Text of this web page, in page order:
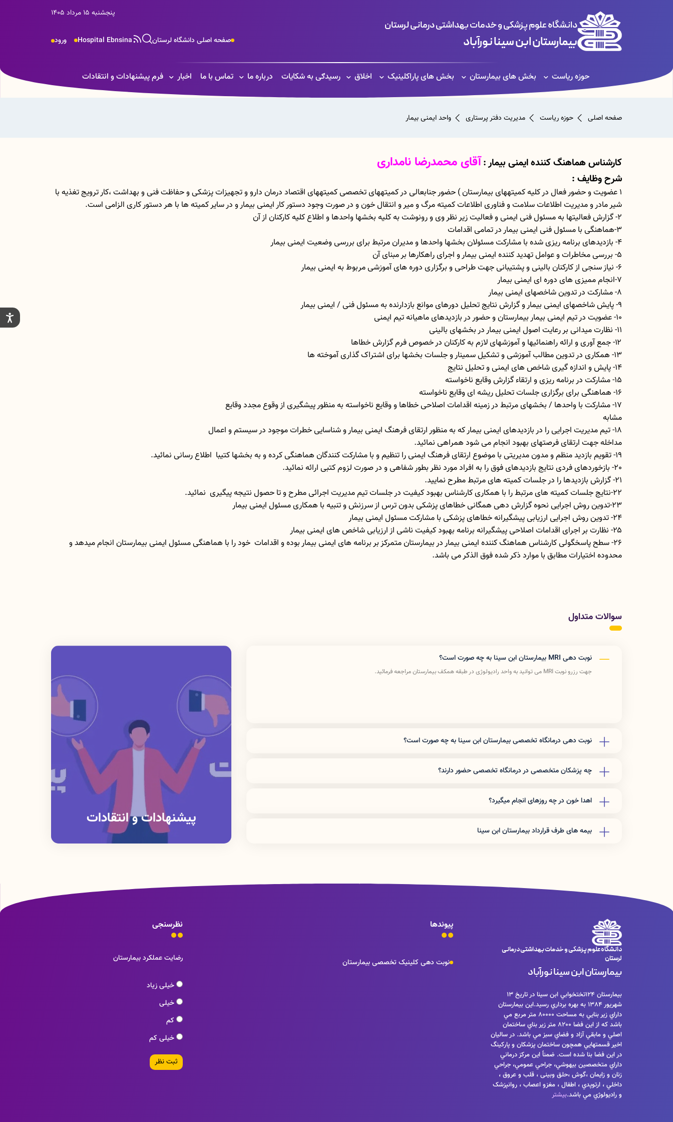
دانشگاه علوم پزشکی و خدمات بهداشتی درمانی لرستان
بیمارستان ابن سینا نورآباد
پنجشنبه 15 مرداد 1405
ورود Hospital Ebnsina صفحه اصلی دانشگاه لرستان
حوزه ریاست بخش های بیمارستان بخش های پاراکلینیک اخلاق رسیدګی به شکایات درباره ما تماس با ما اخبار فرم پیشنهادات و انتقادات
صفحه اصلی حوزه ریاست مدیریت دفتر پرستاری واحد ایمنی بیمار
کارشناس هماهنگ کننده ایمنی بیمار : آقای محمدرضا نامداری
شرح وظایف :
۱ عضویت و حضور فعال در کلیه کمیتههای بیمارستان ) حضور جنابعالی در کمیتههای تخصصی کمیتههای اقتصاد درمان دارو و تجهیزات پزشکی و حفاظت فنی و بهداشت ،کار ترویج تغذیه با
شیر مادر و مدیریت اطلاعات سلامت و فناوری اطلاعات کمیته مرگ و میر و انتقال خون و در صورت وجود دستور کار ایمنی بیمار و در سایر کمیته ها با هر دستور کاری الزامی است.
۲- گزارش فعالیتها به مسئول فنی ایمنی و فعالیت زیر نظر وی و رونوشت به کلیه بخشها واحدها و اطلاع کلیه کارکنان از آن
3-هماهنگی با مسئول فنی ایمنی بیمار در تمامی اقدامات
۴- بازدیدهای برنامه ریزی شده با مشارکت مسئولان بخشها واحدها و مدیران مرتبط برای بررسی وضعیت ایمنی بیمار
۵- بررسی مخاطرات و عوامل تهدید کننده ایمنی بیمار و اجرای راهکارها بر مبنای آن
۶- نیاز سنجی از کارکنان بالینی و پشتیبانی جهت طراحی و برگزاری دوره های آموزشی مربوط به ایمنی بیمار
7-انجام ممیزی های دوره ای ایمنی بیمار
8- مشارکت در تدوین شاخصهای ایمنی بیمار
9- پایش شاخصهای ایمنی بیمار و گزارش نتایج تحلیل دورهای موانع بازدارنده به مسئول فنی / ایمنی بیمار
10- عضویت در تیم ایمنی بیمار بیمارستان و حضور در بازدیدهای ماهیانه تیم ایمنی
11- نظارت میدانی بر رعایت اصول ایمنی بیمار در بخشهای بالینی
۱۲- جمع آوری و ارائه راهنمائیها و آموزشهای لازم به کارکنان در خصوص فرم گزارش خطاها
13- همکاری در تدوین مطالب آموزشی و تشکیل سمینار و جلسات بخشها برای اشتراک گذاری آموخته ها
14- پایش و اندازه گیری شاخص های ایمنی و تحلیل نتایج
15- مشارکت در برنامه ریزی و ارتقاء گزارش وقایع ناخواسته
16- هماهنگی برای برگزاری جلسات تحلیل ریشه ای وقایع ناخواسته
17- مشارکت با واحدها / بخشهای مرتبط در زمینه اقدامات اصلاحی خطاها و وقایع ناخواسته به منظور پیشگیری از وقوع مجدد وقایع
مشابه
18- تیم مدیریت اجرایی را در بازدیدهای ایمنی بیمار که به منظور ارتقای فرهنگ ایمنی بیمار و شناسایی خطرات موجود در سیستم و اعمال
مداخله جهت ارتقای فرصتهای بهبود انجام می شود همراهی نمائید.
19- تقویم بازدید منظم و مدون مدیریتی با موضوع ارتقای فرهنگ ایمنی را تنظیم و با مشارکت کنندگان هماهنگی کرده و به بخشها کتیبا اطلاع رسانی نمائید.
20- بازخوردهای فردی نتایج بازدیدهای فوق را به افراد مورد نظر بطور شفاهی و در صورت لزوم کتبی ارائه نمائید.
21- گزارش بازدیدها را در جلسات کمیته های مرتبط مطرح نمایید.
22-نتایج جلسات کمیته های مرتبط را با همکاری کارشناس بهبود کیفیت در جلسات تیم مدیریت اجرائی مطرح و تا حصول نتیجه پیگیری نمائید.
23-تدوین روش اجرایی نحوه گزارش دهی همگانی خطاهای پزشکی بدون ترس از سرزنش و تنبیه با همکاری مسئول ایمنی بیمار
24- تدوین روش اجرایی ارزیابی پیشگیرانه خطاهای پزشکی با مشارکت مسئول ایمنی بیمار
۲۵- نظارت بر اجرای اقدامات اصلاحی پیشگیرانه برنامه بهبود کیفیت ناشی از ارزیابی شاخص های ایمنی بیمار
26- سطح پاسخگولی کارشناس هماهنگ کننده ایمنی بیمار در بیمارستان متمرکز بر برنامه های ایمنی بیمار بوده و اقدامات خود را با هماهنگی مسئول ایمنی بیمارستان انجام میدهد و
محدوده اختیارات مطابق با موارد ذکر شده فوق الذکر می باشد.
سوالات متداول
نوبت دهی MRI بیمارستان ابن سینا به چه صورت است؟
جهت رزرو نوبت MRI می توانید به واحد رادیولوژی در طبقه همکف بیمارستان مراجعه فرمائید.
نوبت دهی درمانگاه تخصصی بیمارستان ابن سینا به چه صورت است؟
https://www.paziresh24.comو یا به صورت حضوری انجام می پذیرد.
چه پزشکان متخصصی در درمانگاه تخصصی حضور دارند؟
اهدا خون در چه روزهای انجام میگیرد؟
بیمه های طرف قرارداد بیمارستان ابن سینا
پیشنهادات و انتقادات
دانشگاه علوم پزشکی و خدمات بهداشتی درمانی
لرستان
بیمارستان ابن سینا نورآباد
بيمارستان 124تختخوابي ابن سينا در تاريخ 13
شهريور 1384 به بهره برداري رسيد.اين بيمارستان
داراي زير بنايي به مساحت 80000 متر مربع مي
باشد كه از اين فضا 8200 متر زير بناي ساختمان
اصلي و مابقي آزاد و فضاي سبز مي باشد. در ساليان
اخير قسمتهايي همچون ساختمان پزشكان و پاركينگ
در اين فضا بنا شده است. ضمناً اين مركز درماني
داراي متخصصين بيهوشي، جراحي عمومي، جراحي
زنان و زايمان ،گوش ،حلق وبینی ، قلب و عروق ،
داخلي ، ارتوپدي ، اطفال ، مغزو اعصاب ، روانپزشک
و راديولوژي مي باشد.بیشتر
پیوندها
نوبت دهی کلینیک تخصصی بیمارستان
نظرسنجی
رضایت عملکرد بیمارستان
خیلی زیاد
خیلی
کم
خیلی کم
ثبت نظر